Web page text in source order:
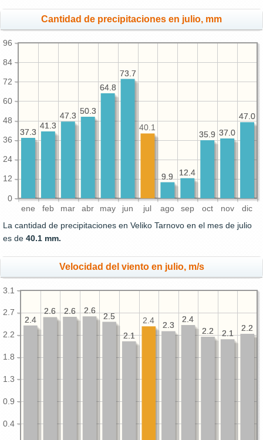
Cantidad de precipitaciones en julio, mm
ene feb mar abr may jun jul ago sep oct nov dic
0
12
24
36
48
60
72
84
96
47.0
37.0
35.9
12.4
9.9
73.7
64.8
50.3
47.3
41.3
37.3
47.0
37.0
35.9
12.4
9.9
40.1
73.7
64.8
50.3
47.3
41.3
37.3
La cantidad de precipitaciones en Veliko Tarnovo en el mes de julio
es de 40.1 mm.
Velocidad del viento en julio, m/s
0.4
0.9
1.3
1.8
2.2
2.7
3.1
2.2
2.1
2.2
2.4
2.3
2.1
2.5
2.6
2.6
2.6
2.4
2.2
2.1
2.2
2.4
2.3
2.4
2.1
2.5
2.6
2.6
2.6
2.4